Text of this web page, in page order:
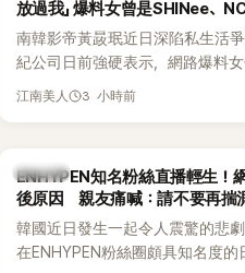
放過我」 爆料女曾是SHINee、
南韓影帝黃晸珉近日深陷私生活
紀公司日前強硬表示，網路爆料女
嫌長期跟蹤黃晸珉，已正式採取法
的單方面騷擾。如今，韓媒《
曝光雙方77通電話的錄音內容，而
度承認自己過去曾是SHINee、
團體的「站姐」，事件持續延燒。
江南美人 3 小時前
K-POP
ENHYPEN知名粉絲直播輕生！
後原因 親友痛喊：請不要再揣
韓國近日發生一起令人震驚的悲
在ENHYPEN粉絲圈頗具知名度的